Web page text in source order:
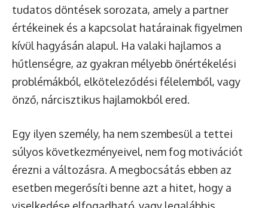
tudatos döntések sorozata, amely a partner
értékeinek és a kapcsolat határainak figyelmen
kívül hagyásán alapul. Ha valaki hajlamos a
hűtlenségre, az gyakran mélyebb önértékelési
problémákból, elköteleződési félelemből, vagy
önző, nárcisztikus hajlamokból ered.
Egy ilyen személy, ha nem szembesül a tettei
súlyos következményeivel, nem fog motivációt
érezni a változásra. A megbocsátás ebben az
esetben megerősíti benne azt a hitet, hogy a